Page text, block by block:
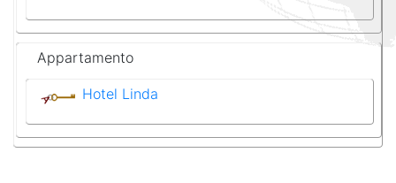
Appartamento
Hotel Linda